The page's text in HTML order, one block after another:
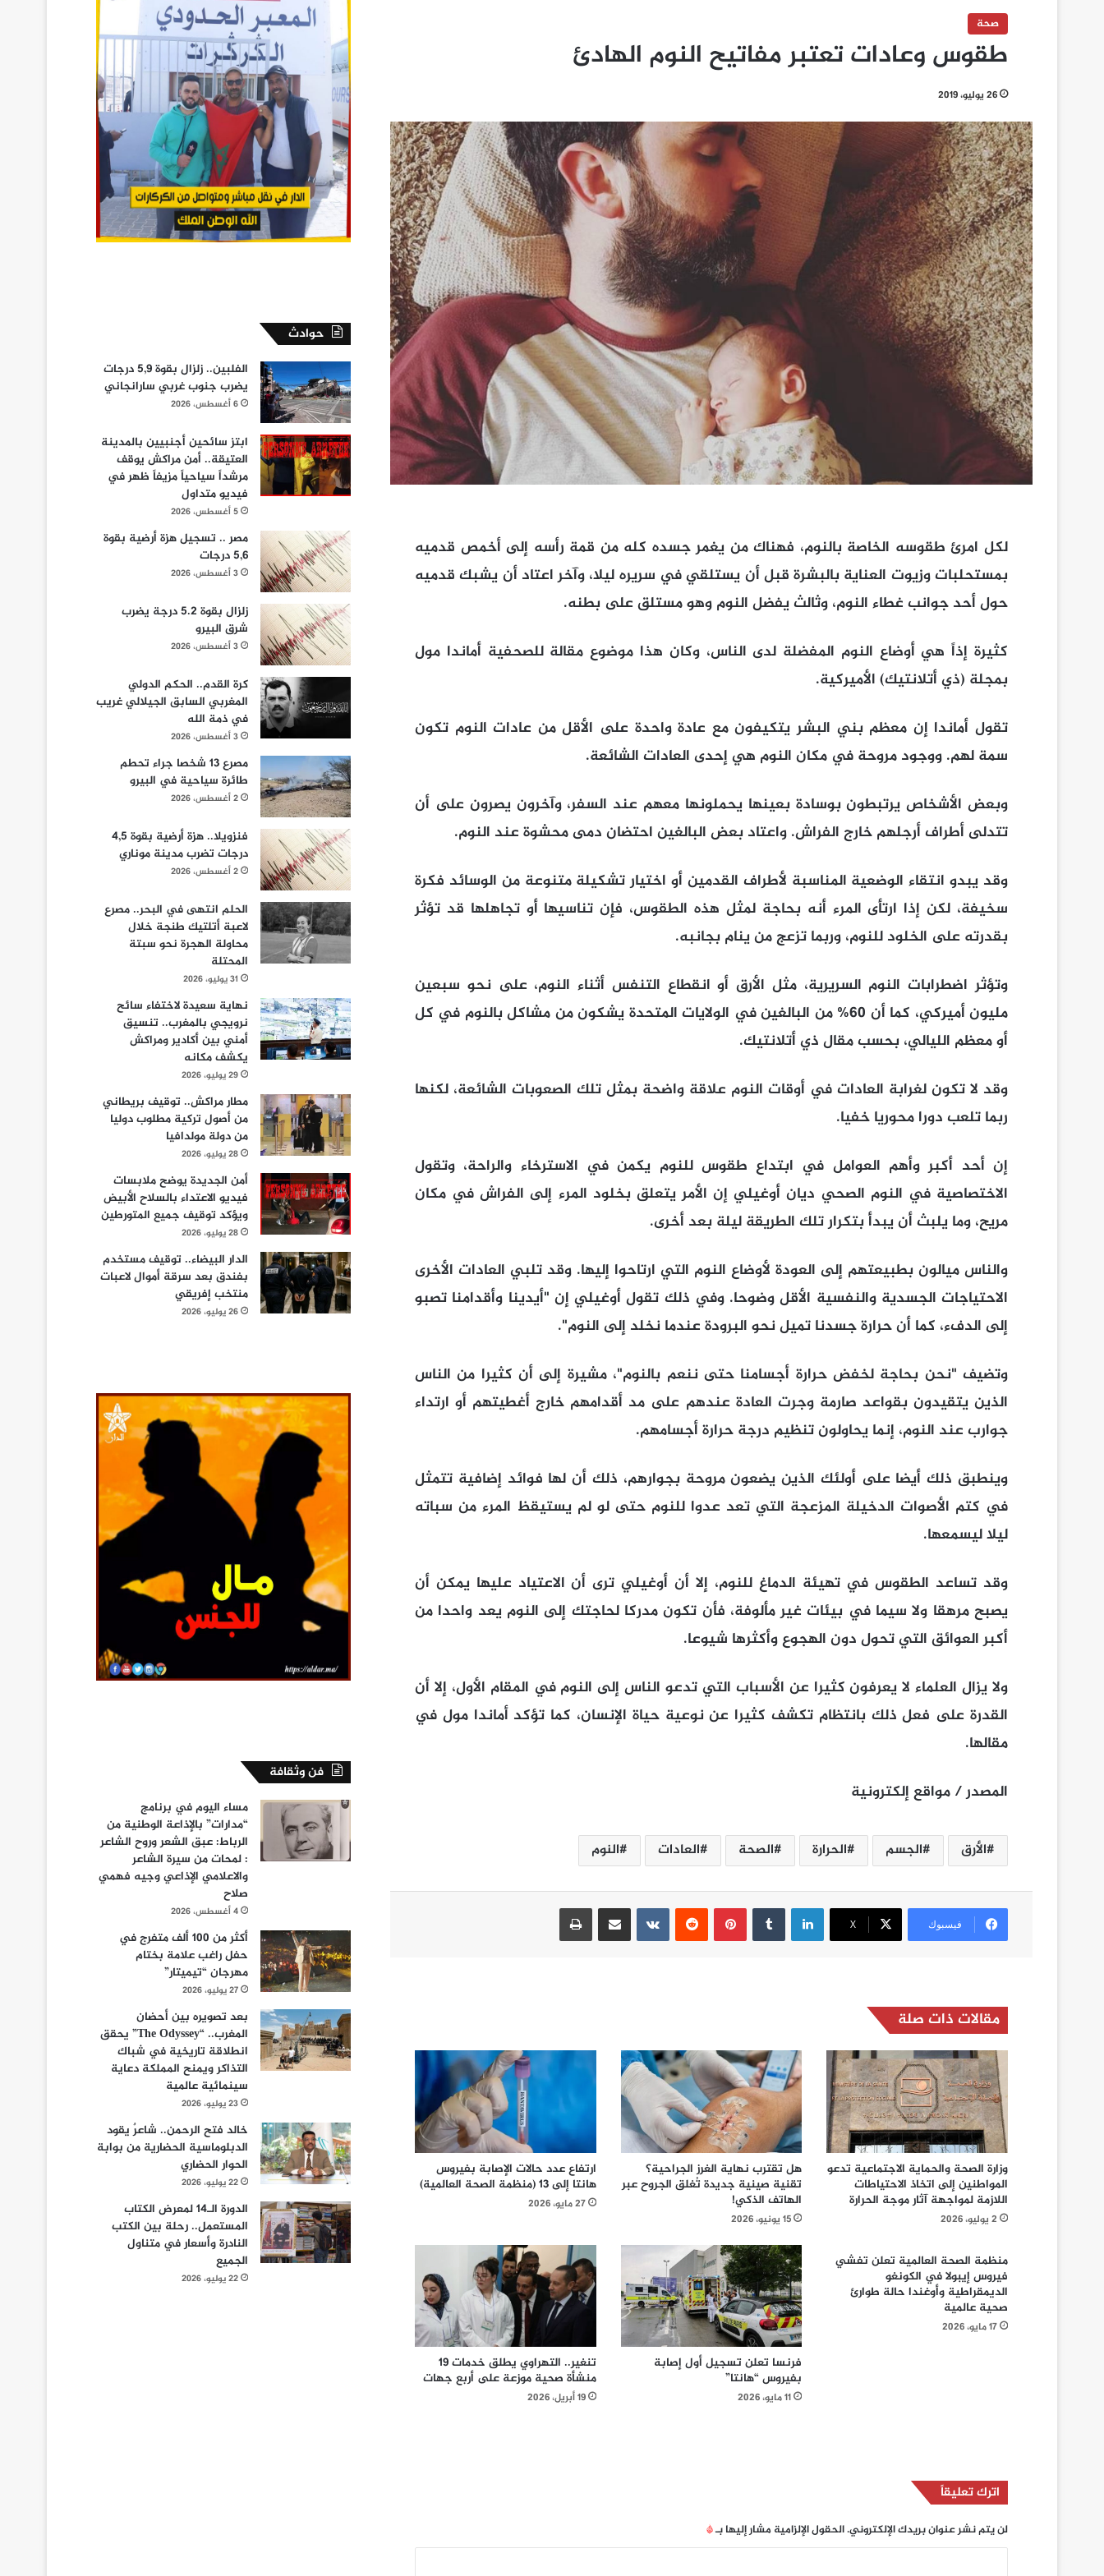
صحة
طقوس وعادات تعتبر مفاتيح النوم الهادئ
26 يوليو، 2019
لكل امرئ طقوسه الخاصة بالنوم، فهناك من يغمر جسده كله من قمة رأسه إلى أخمص قدميه
بمستحلبات وزيوت العناية بالبشرة قبل أن يستلقي في سريره ليلا، وآخر اعتاد أن يشبك قدميه
حول أحد جوانب غطاء النوم، وثالث يفضل النوم وهو مستلق على بطنه.
كثيرة إذاً هي أوضاع النوم المفضلة لدى الناس، وكان هذا موضوع مقالة للصحفية أماندا مول
بمجلة (ذي أتلانتيك) الأميركية.
تقول أماندا إن معظم بني البشر يتكيفون مع عادة واحدة على الأقل من عادات النوم تكون
سمة لهم. ووجود مروحة في مكان النوم هي إحدى العادات الشائعة.
وبعض الأشخاص يرتبطون بوسادة بعينها يحملونها معهم عند السفر، وآخرون يصرون على أن
تتدلى أطراف أرجلهم خارج الفراش. واعتاد بعض البالغين احتضان دمى محشوة عند النوم.
وقد يبدو انتقاء الوضعية المناسبة لأطراف القدمين أو اختيار تشكيلة متنوعة من الوسائد فكرة
سخيفة، لكن إذا ارتأى المرء أنه بحاجة لمثل هذه الطقوس، فإن تناسيها أو تجاهلها قد تؤثر
بقدرته على الخلود للنوم، وربما تزعج من ينام بجانبه.
وتؤثر اضطرابات النوم السريرية، مثل الأرق أو انقطاع التنفس أثناء النوم، على نحو سبعين
مليون أميركي، كما أن 60% من البالغين في الولايات المتحدة يشكون من مشاكل بالنوم في كل
أو معظم الليالي، بحسب مقال ذي أتلانتيك.
وقد لا تكون لغرابة العادات في أوقات النوم علاقة واضحة بمثل تلك الصعوبات الشائعة، لكنها
ربما تلعب دورا محوريا خفيا.
إن أحد أكبر وأهم العوامل في ابتداع طقوس للنوم يكمن في الاسترخاء والراحة، وتقول
الاختصاصية في النوم الصحي ديان أوغيلي إن الأمر يتعلق بخلود المرء إلى الفراش في مكان
مريح، وما يلبث أن يبدأ بتكرار تلك الطريقة ليلة بعد أخرى.
والناس ميالون بطبيعتهم إلى العودة لأوضاع النوم التي ارتاحوا إليها. وقد تلبي العادات الأخرى
الاحتياجات الجسدية والنفسية الأقل وضوحا. وفي ذلك تقول أوغيلي إن "أيدينا وأقدامنا تصبو
إلى الدفء، كما أن حرارة جسدنا تميل نحو البرودة عندما نخلد إلى النوم".
وتضيف "نحن بحاجة لخفض حرارة أجسامنا حتى ننعم بالنوم"، مشيرة إلى أن كثيرا من الناس
الذين يتقيدون بقواعد صارمة وجرت العادة عندهم على مد أقدامهم خارج أغطيتهم أو ارتداء
جوارب عند النوم، إنما يحاولون تنظيم درجة حرارة أجسامهم.
وينطبق ذلك أيضا على أولئك الذين يضعون مروحة بجوارهم، ذلك أن لها فوائد إضافية تتمثل
في كتم الأصوات الدخيلة المزعجة التي تعد عدوا للنوم حتى لو لم يستيقظ المرء من سباته
ليلا ليسمعها.
وقد تساعد الطقوس في تهيئة الدماغ للنوم، إلا أن أوغيلي ترى أن الاعتياد عليها يمكن أن
يصبح مرهقا ولا سيما في بيئات غير مألوفة، فأن تكون مدركا لحاجتك إلى النوم يعد واحدا من
أكبر العوائق التي تحول دون الهجوع وأكثرها شيوعا.
ولا يزال العلماء لا يعرفون كثيرا عن الأسباب التي تدعو الناس إلى النوم في المقام الأول، إلا أن
القدرة على فعل ذلك بانتظام تكشف كثيرا عن نوعية حياة الإنسان، كما تؤكد أماندا مول في
مقالها.
المصدر / مواقع إلكترونية
الأرق الجسم الحرارة الصحة العادات النوم
فيسبوك ‫X
لينكدإن بينتيريست مشاركة عبر البريد طباعة
مقالات ذات صلة
وزارة الصحة والحماية الاجتماعية تدعو
المواطنين إلى اتخاذ الاحتياطات
اللازمة لمواجهة آثار موجة الحرارة
2 يوليو، 2026
هل تقترب نهاية الغرز الجراحية؟
تقنية صينية جديدة تُغلق الجروح عبر
الهاتف الذكي!
15 يونيو، 2026
ارتفاع عدد حالات الإصابة بفيروس
هانتا إلى 13 (منظمة الصحة العالمية)
27 مايو، 2026
منظمة الصحة العالمية تعلن تفشي
فيروس إيبولا في الكونغو
الديمقراطية وأوغندا حالة طوارئ
صحية عالمية
17 مايو، 2026
فرنسا تعلن تسجيل أول إصابة
بفيروس “هانتا”
11 مايو، 2026
تنغير.. التهراوي يطلق خدمات 19
منشأة صحية موزعة على أربع جهات
19 أبريل، 2026
اترك تعليقاً
لن يتم نشر عنوان بريدك الإلكتروني.الحقول الإلزامية مشار إليها بـ*
حوادث
الفلبين.. زلزال بقوة 5,9 درجات
يضرب جنوب غربي سارانجاني
6 أغسطس، 2026
ابتز سائحين أجنبيين بالمدينة
العتيقة.. أمن مراكش يوقف
مرشداً سياحياً مزيفاً ظهر في
فيديو متداول
5 أغسطس، 2026
مصر .. تسجيل هزة أرضية بقوة
5,6 درجات
3 أغسطس، 2026
زلزال بقوة 5.2 درجة يضرب
شرق البيرو
3 أغسطس، 2026
كرة القدم.. الحكم الدولي
المغربي السابق الجيلالي غريب
في ذمة الله
3 أغسطس، 2026
مصرع 13 شخصا جراء تحطم
طائرة سياحية في البيرو
2 أغسطس، 2026
فنزويلا.. هزة أرضية بقوة 4,5
درجات تضرب مدينة موناري
2 أغسطس، 2026
الحلم انتهى في البحر.. مصرع
لاعبة أتلتيك طنجة خلال
محاولة الهجرة نحو سبتة
المحتلة
31 يوليو، 2026
نهاية سعيدة لاختفاء سائح
نرويجي بالمغرب.. تنسيق
أمني بين أكادير ومراكش
يكشف مكانه
29 يوليو، 2026
مطار مراكش.. توقيف بريطاني
من أصول تركية مطلوب دوليا
من دولة مولدافيا
28 يوليو، 2026
أمن الجديدة يوضح ملابسات
فيديو الاعتداء بالسلاح الأبيض
ويؤكد توقيف جميع المتورطين
28 يوليو، 2026
الدار البيضاء.. توقيف مستخدم
بفندق بعد سرقة أموال لاعبات
منتخب إفريقي
26 يوليو، 2026
فن وثقافة
مساء اليوم في برنامج
“مدارات” بالإذاعة الوطنية من
الرباط: عبق الشعر وروح الشاعر
: لمحات من سيرة الشاعر
والاعلامي الإذاعي وجيه فهمي
صلاح
4 أغسطس، 2026
أكثر من 100 ألف متفرج في
حفل راغب علامة بختام
مهرجان “تيميتار”
27 يوليو، 2026
بعد تصويره بين أحضان
المغرب.. “The Odyssey” يحقق
انطلاقة تاريخية في شباك
التذاكر ويمنح المملكة دعاية
سينمائية عالمية
23 يوليو، 2026
خالد فتح الرحمن.. شاعرٌ يقود
الدبلوماسية الحضارية من بوابة
الحوار الحضاري
22 يوليو، 2026
الدورة الـ14 لمعرض الكتاب
المستعمل.. رحلة بين الكتب
النادرة وأسعار في متناول
الجميع
22 يوليو، 2026